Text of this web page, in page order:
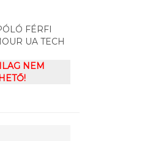
FÉRFI
UA TECH
NEM